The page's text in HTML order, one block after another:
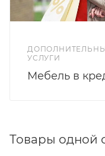
кг, что делает его
перемещения.
УСЛУГИ
Мебель в
Товары одной